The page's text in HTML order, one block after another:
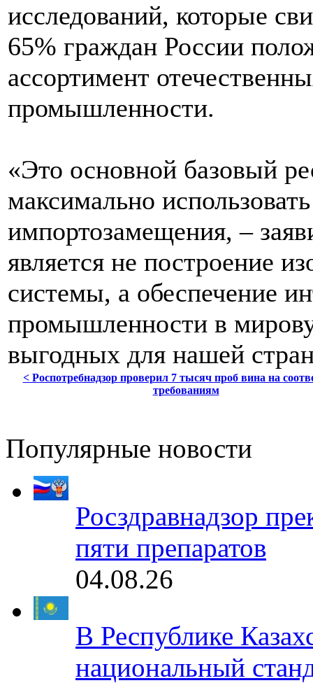
исследований, которые
65% граждан России
ассортимент
промышленности.
«Это основной базовый
максимально
импортозамещения, –
является не построение
системы, а обеспечение
промышленности в
выгодных для нашей
< Роспотребнадзор проверил 7 тысяч проб вина на
требованиям
Популярные новости
Росздравнадзор
пяти препаратов
04.08.26
В Республике
национальный